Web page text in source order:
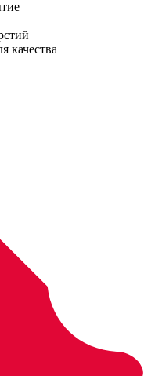
качества